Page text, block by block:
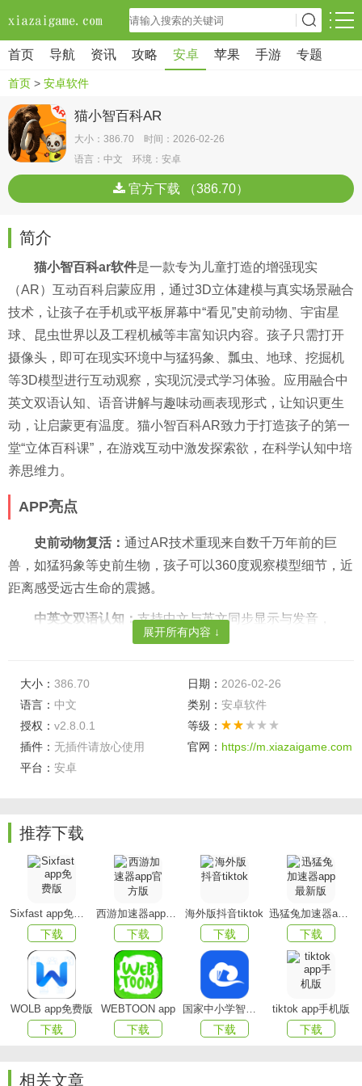
首页 导航 资讯 攻略 安卓 苹果 手游 专题
首页 > 安卓软件
猫小智百科AR
大小：386.70 时间：2026-02-26
语言：中文 环境：安卓
官方下载 （386.70）
简介
猫小智百科ar软件是一款专为儿童打造的增强现实
（AR）互动百科启蒙应用，通过3D立体建模与真实场景融合
技术，让孩子在手机或平板屏幕中“看见”史前动物、宇宙星
球、昆虫世界以及工程机械等丰富知识内容。孩子只需打开
摄像头，即可在现实环境中与猛犸象、瓢虫、地球、挖掘机
等3D模型进行互动观察，实现沉浸式学习体验。应用融合中
英文双语认知、语音讲解与趣味动画表现形式，让知识更生
动，让启蒙更有温度。猫小智百科AR致力于打造孩子的第一
堂“立体百科课”，在游戏互动中激发探索欲，在科学认知中培
养思维力。
APP亮点
史前动物复活： 通过AR技术重现来自数千万年前的巨
兽，如猛犸象等史前生物，孩子可以360度观察模型细节，近
距离感受远古生命的震撼。
中英文双语认知：支持中文与英文同步显示与发音，
如“Mammoth / 猛犸象”、“LadyBug / 瓢虫”、“Earth / 地
过可视化方式帮助孩子理解宇宙概念，从小建立科学世界
观。
真实场景互动学习：
解语言生动活泼，符合儿童认知习惯，寓教于乐。
猫小智百科AR客户端优势
沉浸式体验：
区别于传统平面图片或视频，AR立体互动
让知识“站”在孩子面前，提升注意力与学习兴趣。
低门槛操作：
界面简洁，图标直观，支持一键切换拍
照、录像与语音播放模式，孩子也能轻松上手。
阶段的理解能力进行表达优化，确保知识准确又易懂。
展开所有内容 ↓
大小： 386.70 日期： 2026-02-26
语言： 中文 类别： 安卓软件
授权： v2.8.0.1
等级：
插件： 无插件请放心使用 官网： https://m.xiazaigame.com
平台： 安卓
推荐下载
Sixfast app免费版
下载
西游加速器app官方版
下载
海外版抖音tiktok
下载
迅猛兔加速器app最新版
下载
WOLB app免费版
下载
WEBTOON app
下载
国家中小学智慧教育平台app(智慧中小学)
下载
tiktok app手机版
下载
相关文章